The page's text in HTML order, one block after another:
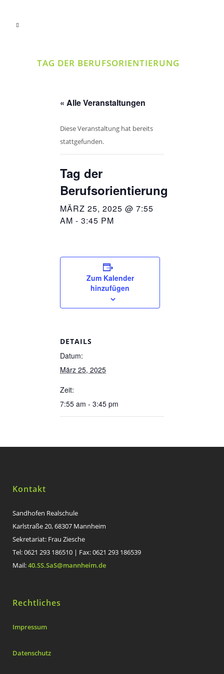
TAG DER BERUFSORIENTIERUNG
« Alle Veranstaltungen
Diese Veranstaltung hat bereits
stattgefunden.
Tag der
Berufsorientierung
MÄRZ 25, 2025 @ 7:55
AM - 3:45 PM
Zum Kalender
hinzufügen
DETAILS
Datum:
März 25, 2025
Zeit:
7:55 am - 3:45 pm
Kontakt
Sandhofen Realschule
Karlstraße 20, 68307 Mannheim
Sekretariat: Frau Ziesche
Tel: 0621 293 186510 | Fax: 0621 293 186539
Mail:40.SS.SaS@mannheim.de
Rechtliches
Impressum
Datenschutz